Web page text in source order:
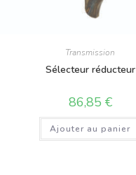
Transmission
Sélecteur réducteur
86,85 €
Ajouter au panier